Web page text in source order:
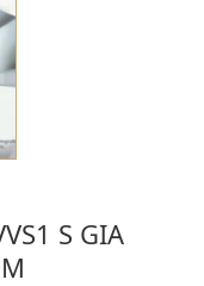
S GIA